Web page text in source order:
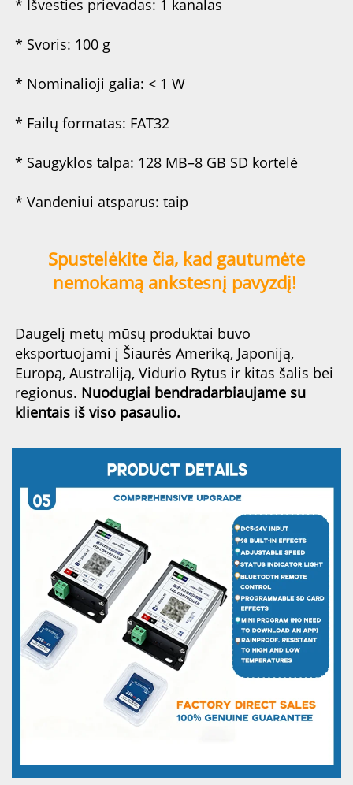
* Išvesties prievadas: 1 kanalas
* Svoris: 100 g
* Nominalioji galia: < 1 W
* Failų formatas: FAT32
* Saugyklos talpa: 128 MB–8 GB SD kortelė
* Vandeniui atsparus: taip
Spustelėkite čia, kad gautumėte
nemokamą ankstesnį pavyzdį!
Daugelį metų mūsų produktai buvo
eksportuojami į Šiaurės Ameriką, Japoniją,
Europą, Australiją, Vidurio Rytus ir kitas šalis bei
regionus. Nuodugiai bendradarbiaujame su
klientais iš viso pasaulio.